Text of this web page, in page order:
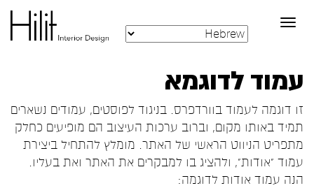
Toggle
navigation
עמוד לדוגמא
זו דוגמה לעמוד בוורדפרס. בניגוד לפוסטים, עמודים נשארים
תמיד באותו מקום, וברוב ערכות העיצוב הם מופיעים כחלק
מתפריט הניווט הראשי של האתר. מומלץ להתחיל ביצירת
עמוד "אודות", ולהציג בו למבקרים את האתר ואת בעליו.
הנה עמוד אודות לדוגמה: